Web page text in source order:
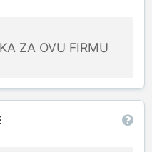
ZA OVU FIRMU